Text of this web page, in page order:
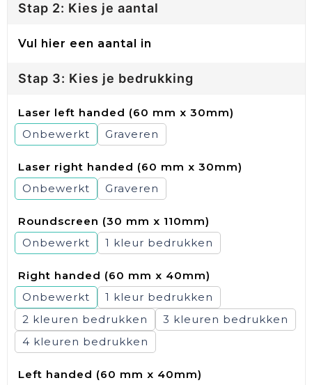
Stap 2: Kies je aantal
Vul hier een aantal in
Stap 3: Kies je bedrukking
Laser left handed (60 mm x 30mm)
Onbewerkt
Graveren
Laser right handed (60 mm x 30mm)
Onbewerkt
Graveren
Roundscreen (30 mm x 110mm)
Onbewerkt
1
Right handed (60 mm x 40mm)
Onbewerkt
1
2
3
4
Left handed (60 mm x 40mm)